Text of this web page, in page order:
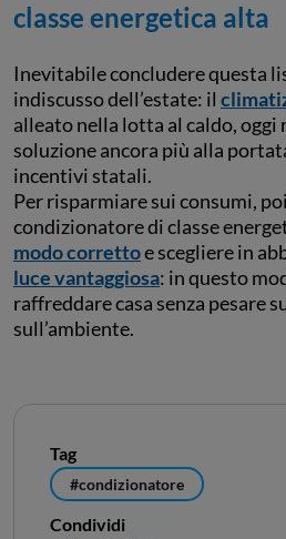
classe energetica alta
Inevitabile concludere questa
indiscusso dell’estate: il
alleato nella lotta al caldo, oggi
soluzione ancora più alla
incentivi statali.
Per risparmiare sui consumi,
condizionatore di classe
modo correttoe scegliere in
luce vantaggiosa: in questo
raffreddare casa senza pesare
sull’ambiente.
Tag
#condizionatore
Condividi